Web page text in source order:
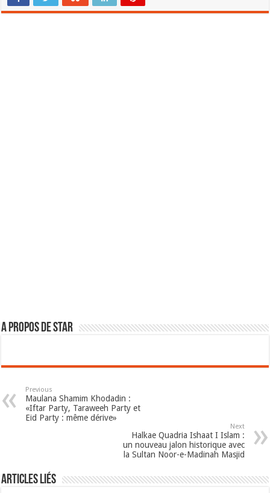
A propos de star
Previous
Maulana Shamim Khodadin :
«Iftar Party, Taraweeh Party et
Eid Party : même dérive»
Next
Halkae Quadria Ishaat I Islam :
un nouveau jalon historique avec
la Sultan Noor-e-Madinah Masjid
Articles Liés